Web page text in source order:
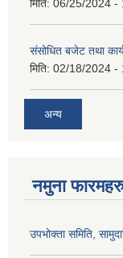
मिति: 06/25/2024 -
संसोधित बजेट तथा
मिति: 02/18/2024 -
अन्य
नमुना
उपभोक्ता समिति,